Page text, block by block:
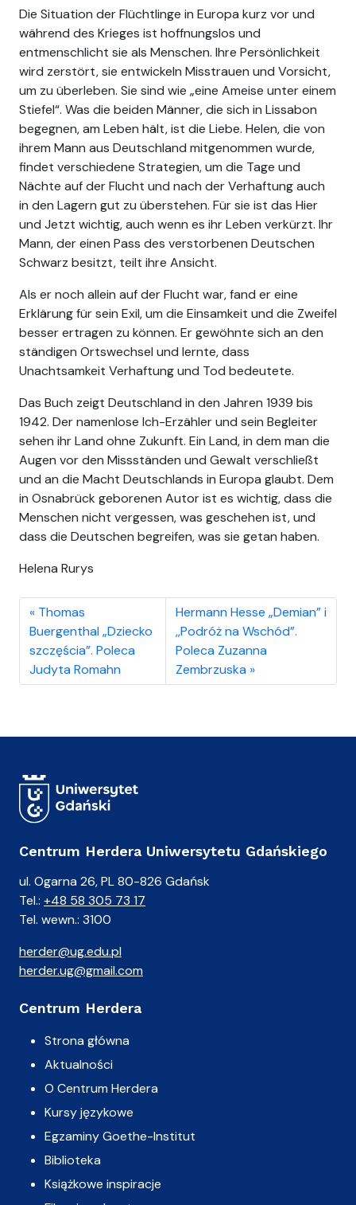
Die Situation der Flüchtlinge in Europa kurz vor und
während des Krieges ist hoffnungslos und
entmenschlicht sie als Menschen. Ihre Persönlichkeit
wird zerstört, sie entwickeln Misstrauen und Vorsicht,
um zu überleben. Sie sind wie „eine Ameise unter einem
Stiefel“. Was die beiden Männer, die sich in Lissabon
begegnen, am Leben hält, ist die Liebe. Helen, die von
ihrem Mann aus Deutschland mitgenommen wurde,
findet verschiedene Strategien, um die Tage und
Nächte auf der Flucht und nach der Verhaftung auch
in den Lagern gut zu überstehen. Für sie ist das Hier
und Jetzt wichtig, auch wenn es ihr Leben verkürzt. Ihr
Mann, der einen Pass des verstorbenen Deutschen
Schwarz besitzt, teilt ihre Ansicht.
Als er noch allein auf der Flucht war, fand er eine
Erklärung für sein Exil, um die Einsamkeit und die Zweifel
besser ertragen zu können. Er gewöhnte sich an den
ständigen Ortswechsel und lernte, dass
Unachtsamkeit Verhaftung und Tod bedeutete.
Das Buch zeigt Deutschland in den Jahren 1939 bis
1942. Der namenlose Ich-Erzähler und sein Begleiter
sehen ihr Land ohne Zukunft. Ein Land, in dem man die
Augen vor den Missständen und Gewalt verschließt
und an die Macht Deutschlands in Europa glaubt. Dem
in Osnabrück geborenen Autor ist es wichtig, dass die
Menschen nicht vergessen, was geschehen ist, und
dass die Deutschen begreifen, was sie getan haben.
Helena Rurys
Thomas
Buergenthal „Dziecko
szczęścia”. Poleca
Judyta Romahn
Hermann Hesse „Demian” i
,,Podróż na Wschód”.
Poleca Zuzanna
Zembrzuska
Centrum Herdera Uniwersytetu Gdańskiego
ul. Ogarna 26, PL 80-826 Gdańsk
Tel.: +48 58 305 73 17
Tel. wewn.: 3100
herder@ug.edu.pl
herder.ug@gmail.com
Centrum Herdera
Strona główna
Aktualności
O Centrum Herdera
Kursy językowe
Egzaminy Goethe-Institut
Biblioteka
Książkowe inspiracje